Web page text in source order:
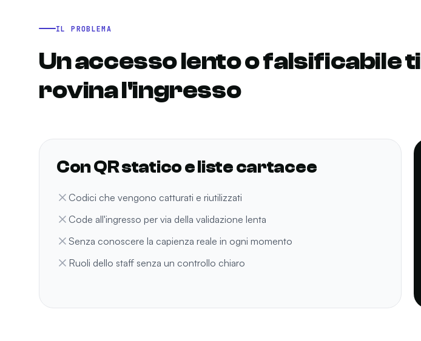
IL PROBLEMA
Un accesso lento o falsificabile ti
rovina l'ingresso
Con QR statico e liste cartacee
Codici che vengono catturati e riutilizzati
Code all'ingresso per via della validazione lenta
Senza conoscere la capienza reale in ogni momento
Ruoli dello staff senza un controllo chiaro